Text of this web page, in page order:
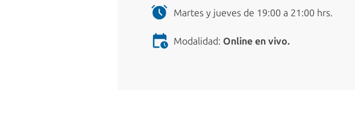
Martes y jueves de 19:00 a 21:00 hrs.
Modalidad: Online en vivo.